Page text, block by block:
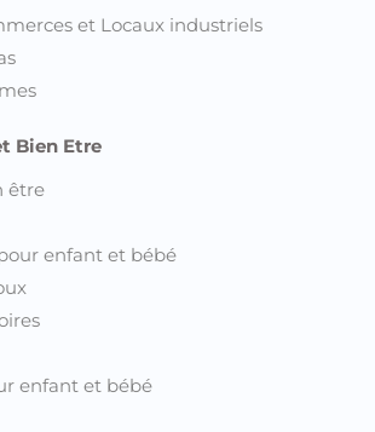
et Locaux industriels
Bien Etre
être
enfant et bébé
enfant et bébé